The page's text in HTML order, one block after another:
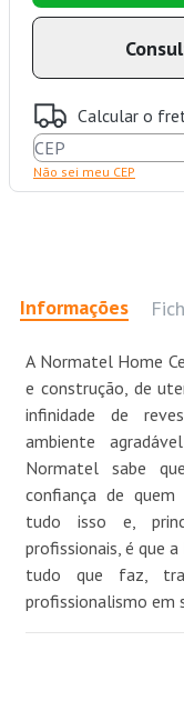
Calcular o
Não sei meu CEP
Informações
A Normatel Home
e construção, de
infinidade de
ambiente
Normatel sabe
confiança de quem
tudo isso e,
profissionais, é que
tudo que faz,
profissionalismo em